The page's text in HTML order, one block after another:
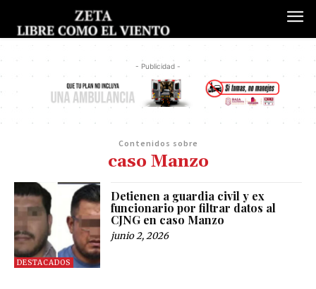
- Publicidad -
Contenidos sobre
caso Manzo
DESTACADOS
Detienen a guardia civil y ex
funcionario por filtrar datos al
CJNG en caso Manzo
junio 2, 2026